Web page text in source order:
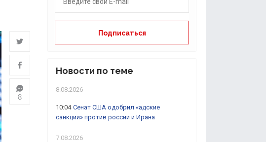
8
Новости по теме
8.08.2026
10:04 Сенат США одобрил «адские
санкции» против россии и Ирана
7.08.2026